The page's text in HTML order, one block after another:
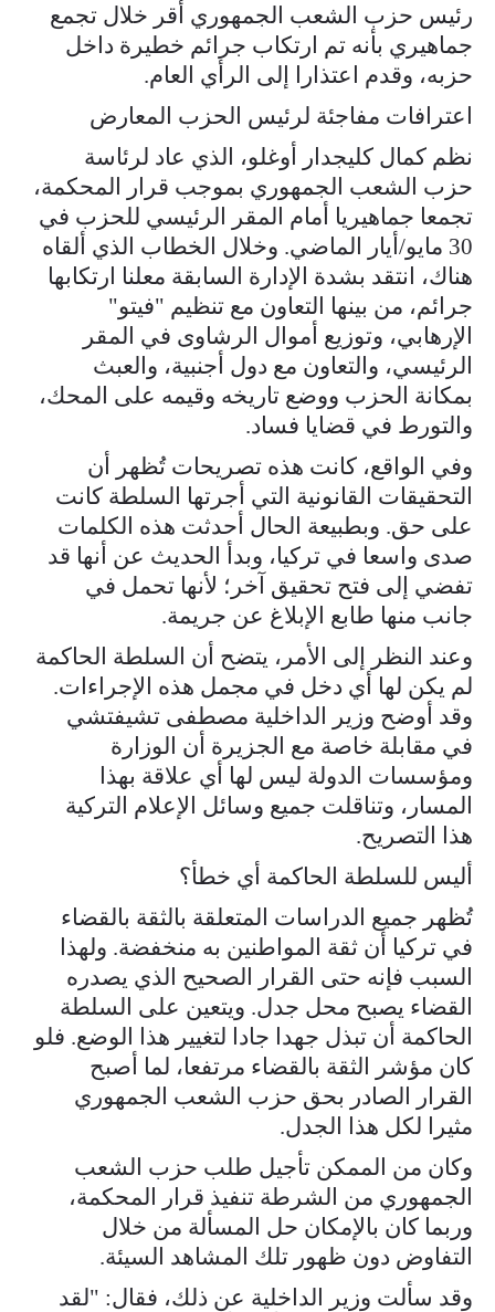
رئيس حزب الشعب الجمهوري أقر خلال تجمع
جماهيري بأنه تم ارتكاب جرائم خطيرة داخل
حزبه، وقدم اعتذارا إلى الرأي العام.
اعترافات مفاجئة لرئيس الحزب المعارض
نظم كمال كليجدار أوغلو، الذي عاد لرئاسة
حزب الشعب الجمهوري بموجب قرار المحكمة،
تجمعا جماهيريا أمام المقر الرئيسي للحزب في
30 مايو/أيار الماضي. وخلال الخطاب الذي ألقاه
هناك، انتقد بشدة الإدارة السابقة معلنا ارتكابها
جرائم، من بينها التعاون مع تنظيم "فيتو"
الإرهابي، وتوزيع أموال الرشاوى في المقر
الرئيسي، والتعاون مع دول أجنبية، والعبث
بمكانة الحزب ووضع تاريخه وقيمه على المحك،
والتورط في قضايا فساد.
وفي الواقع، كانت هذه تصريحات تُظهر أن
التحقيقات القانونية التي أجرتها السلطة كانت
على حق. وبطبيعة الحال أحدثت هذه الكلمات
صدى واسعا في تركيا، وبدأ الحديث عن أنها قد
تفضي إلى فتح تحقيق آخر؛ لأنها تحمل في
جانب منها طابع الإبلاغ عن جريمة.
وعند النظر إلى الأمر، يتضح أن السلطة الحاكمة
لم يكن لها أي دخل في مجمل هذه الإجراءات.
وقد أوضح وزير الداخلية مصطفى تشيفتشي
في مقابلة خاصة مع الجزيرة أن الوزارة
ومؤسسات الدولة ليس لها أي علاقة بهذا
المسار، وتناقلت جميع وسائل الإعلام التركية
هذا التصريح.
أليس للسلطة الحاكمة أي خطأ؟
تُظهر جميع الدراسات المتعلقة بالثقة بالقضاء
في تركيا أن ثقة المواطنين به منخفضة. ولهذا
السبب فإنه حتى القرار الصحيح الذي يصدره
القضاء يصبح محل جدل. ويتعين على السلطة
الحاكمة أن تبذل جهدا جادا لتغيير هذا الوضع. فلو
كان مؤشر الثقة بالقضاء مرتفعا، لما أصبح
القرار الصادر بحق حزب الشعب الجمهوري
مثيرا لكل هذا الجدل.
وكان من الممكن تأجيل طلب حزب الشعب
الجمهوري من الشرطة تنفيذ قرار المحكمة،
وربما كان بالإمكان حل المسألة من خلال
التفاوض دون ظهور تلك المشاهد السيئة.
وقد سألت وزير الداخلية عن ذلك، فقال: "لقد